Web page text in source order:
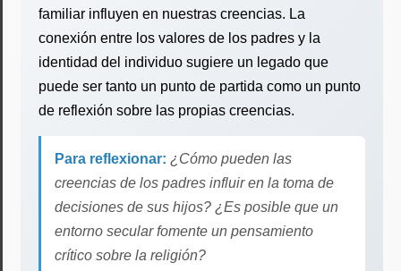
familiar influyen en nuestras creencias. La
conexión entre los valores de los padres y la
identidad del individuo sugiere un legado que
puede ser tanto un punto de partida como un punto
de reflexión sobre las propias creencias.
Para reflexionar: ¿Cómo pueden las
creencias de los padres influir en la toma de
decisiones de sus hijos? ¿Es posible que un
entorno secular fomente un pensamiento
crítico sobre la religión?